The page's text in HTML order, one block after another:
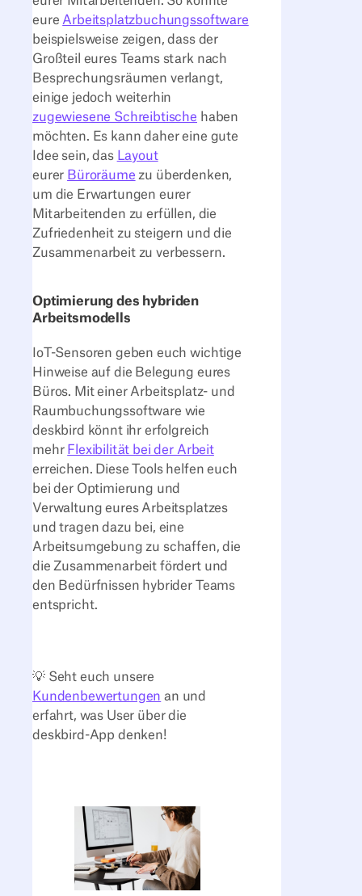
eure Arbeitsplatzbuchungssoftware
beispielsweise zeigen, dass der
Großteil eures Teams stark nach
Besprechungsräumen verlangt,
einige jedoch weiterhin
zugewiesene Schreibtische haben
möchten. Es kann daher eine gute
Idee sein, das Layout
eurer Büroräume zu überdenken,
um die Erwartungen eurer
Mitarbeitenden zu erfüllen, die
Zufriedenheit zu steigern und die
Zusammenarbeit zu verbessern.
Optimierung des hybriden
Arbeitsmodells
IoT-Sensoren geben euch wichtige
Hinweise auf die Belegung eures
Büros. Mit einer Arbeitsplatz- und
Raumbuchungssoftware wie
deskbird könnt ihr erfolgreich
mehr Flexibilität bei der Arbeit
erreichen. Diese Tools helfen euch
bei der Optimierung und
Verwaltung eures Arbeitsplatzes
und tragen dazu bei, eine
Arbeitsumgebung zu schaffen, die
die Zusammenarbeit fördert und
den Bedürfnissen hybrider Teams
entspricht.
💡 Seht euch unsere
Kundenbewertungen an und
erfahrt, was User über die
deskbird-App denken!